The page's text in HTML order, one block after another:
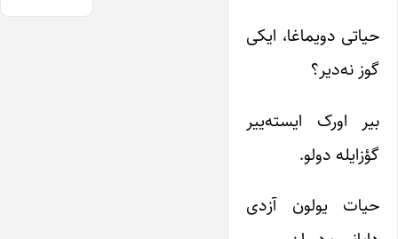
حیاتی دویماغا، ایکی
گوز نه‌دیر؟
بیر اورک ایسته‌ییر
گؤزایله دولو.
حیات یولون آزدی